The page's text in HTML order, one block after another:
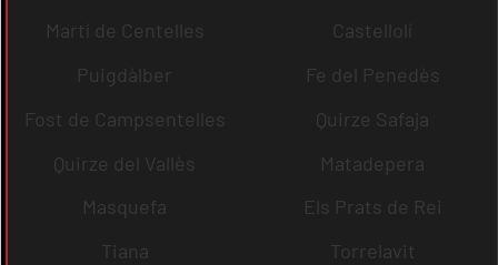
Martí de Centelles
Castellolí
Puigdàlber
Fe del Penedès
Fost de Campsentelles
Quirze Safaja
Quirze del Vallès
Matadepera
Masquefa
Els Prats de Rei
Tiana
Torrelavit